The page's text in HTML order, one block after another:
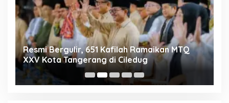
Resmi Bergulir, 651 Kafilah Ramaikan MTQ
XXV Kota Tangerang di Ciledug